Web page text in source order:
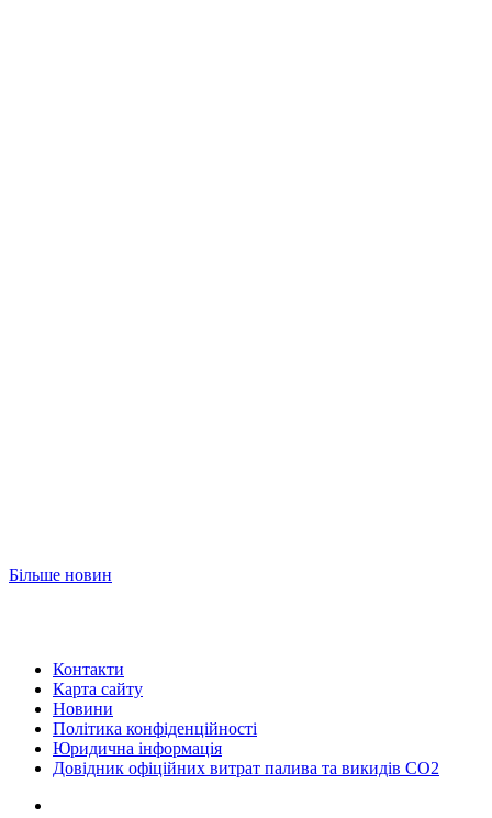
Більше новин
Контакти
Карта сайту
Новини
Політика конфіденційності
Юридична інформація
Довідник офіційних витрат палива та викидів СО2